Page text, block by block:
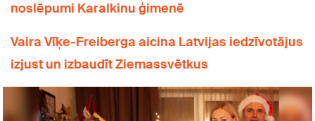
noslēpumi Karalkinu ģimenē
Vaira Vīķe-Freiberga aicina Latvijas iedzīvotājus
izjust un izbaudīt Ziemassvētkus